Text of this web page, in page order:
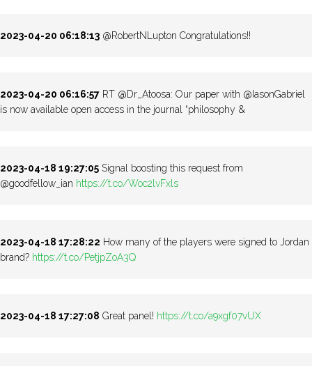
2023-04-20 06:18:13 @RobertNLupton Congratulations!!
2023-04-20 06:16:57 RT @Dr_Atoosa: Our paper with @IasonGabriel
is now available open access in the journal “philosophy &
2023-04-18 19:27:05 Signal boosting this request from
@goodfellow_ian https://t.co/Woc2lvFxls
2023-04-18 17:28:22 How many of the players were signed to Jordan
brand? https://t.co/PetjpZoA3Q
2023-04-18 17:27:08 Great panel! https://t.co/a9xgf07vUX